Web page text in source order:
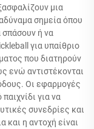
μια
σημεία όπου
σπάσουν ή να
για υπαίθριο
που διατηρούν
ενώ αντιστέκονται
Οι εφαρμογές
για να
συνεδρίες και
η αντοχή είναι